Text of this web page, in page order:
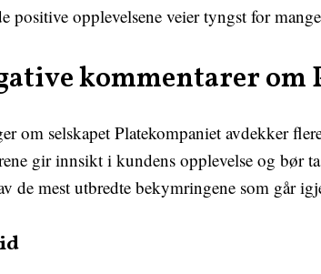
positive opplevelsene veier tyngst for
kommentarer om
om selskapet Platekompaniet avdekker
gir innsikt i kundens opplevelse og bør
de mest utbredte bekymringene som går